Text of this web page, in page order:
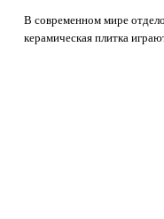
В современном мире
керамическая плитка